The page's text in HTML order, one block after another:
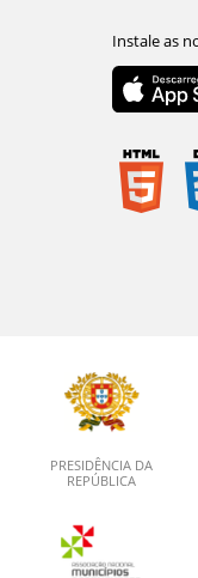
PRESIDÊNCIA DA
REPÚBLICA